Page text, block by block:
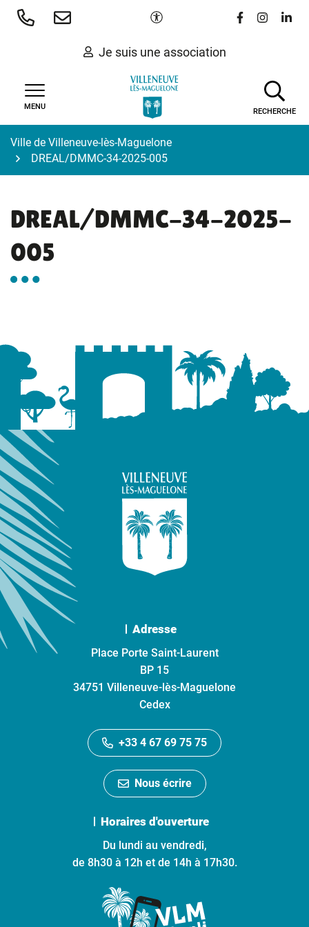
Aller
Paramètres d'accessibilité
Lien vers le
Lien vers
Lien
Je suis une association
MENU
RECHERCHE
Ville de Villeneuve-lès-Maguelone
DREAL/DMMC-34-2025-005
DREAL/DMMC-34-2025-
005
Adresse
Place Porte Saint-Laurent
BP 15
34751 Villeneuve-lès-Maguelone
Cedex
+33 4 67 69 75 75
Nous écrire
Horaires d'ouverture
Du lundi au vendredi,
de 8h30 à 12h et de 14h à 17h30.